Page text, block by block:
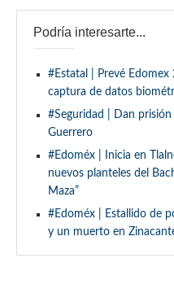
Podría interesarte...
#Estatal | Prevé
captura de datos
#Seguridad | Dan
Guerrero
#Edoméx | Inicia en
nuevos planteles del
Maza”
#Edoméx | Estallido de
y un muerto en